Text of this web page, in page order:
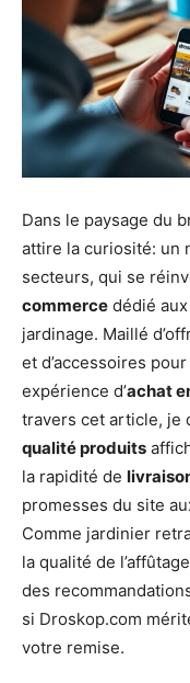
Dans le paysage du
attire la curiosité: un
secteurs, qui se
commerce dédié
jardinage. Maillé
et d’accessoires
expérience d’achat
travers cet article, je
qualité produits
la rapidité de
promesses du site
Comme jardinier
la qualité de
des
si Droskop.com
votre remise.